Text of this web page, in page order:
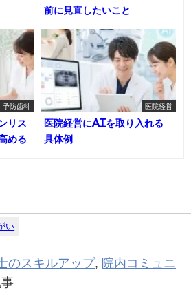
前に見直したいこと
予防歯科
リス
める
医院経営
医院経営にAIを取り入れる
具体例
い
のスキルアップ, 院内コミュニ